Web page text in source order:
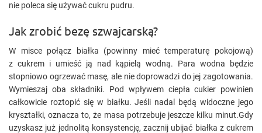
nie poleca się używać cukru pudru.
Jak zrobić bezę szwajcarską?
W misce połącz białka (powinny mieć temperaturę pokojową)
z cukrem i umieść ją nad kąpielą wodną. Para wodna będzie
stopniowo ogrzewać masę, ale nie doprowadzi do jej zagotowania.
Wymieszaj oba składniki. Pod wpływem ciepła cukier powinien
całkowicie roztopić się w białku. Jeśli nadal będą widoczne jego
kryształki, oznacza to, że masa potrzebuje jeszcze kilku minut.Gdy
uzyskasz już jednolitą konsystencję, zacznij ubijać białka z cukrem